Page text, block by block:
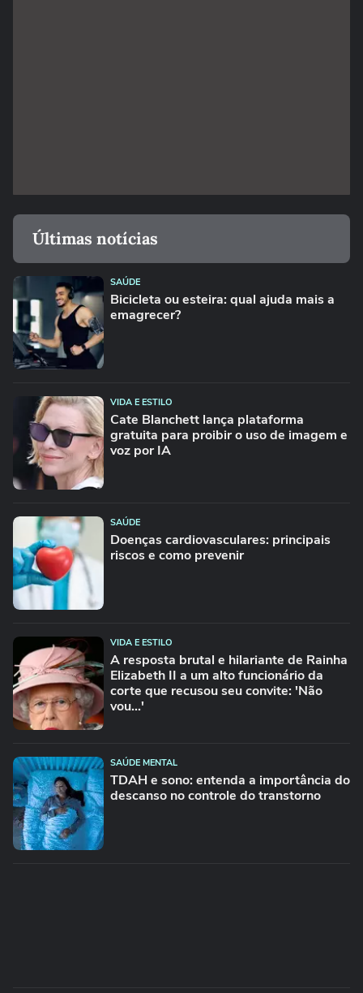
Últimas notícias
SAÚDE
Bicicleta ou esteira: qual ajuda mais a
emagrecer?
VIDA E ESTILO
Cate Blanchett lança plataforma
gratuita para proibir o uso de imagem e
voz por IA
SAÚDE
Doenças cardiovasculares: principais
riscos e como prevenir
VIDA E ESTILO
A resposta brutal e hilariante de Rainha
Elizabeth II a um alto funcionário da
corte que recusou seu convite: 'Não
vou...'
SAÚDE MENTAL
TDAH e sono: entenda a importância do
descanso no controle do transtorno